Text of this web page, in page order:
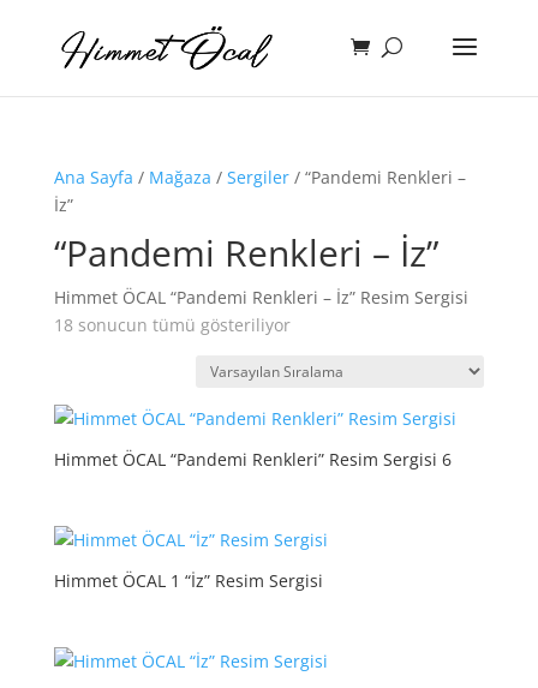
Ana Sayfa / Mağaza / Sergiler/ “Pandemi Renkleri –
İz”
“Pandemi Renkleri – İz”
Himmet ÖCAL “Pandemi Renkleri – İz” Resim Sergisi
18 sonucun tümü gösteriliyor
Himmet ÖCAL “Pandemi Renkleri” Resim Sergisi 6
Himmet ÖCAL 1 “İz” Resim Sergisi